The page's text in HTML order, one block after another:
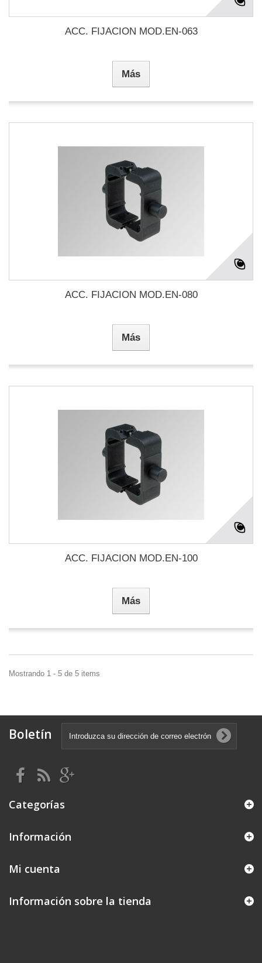
ACC. FIJACION MOD.EN-063
Más
ACC. FIJACION MOD.EN-080
Más
ACC. FIJACION MOD.EN-100
Más
Mostrando 1 - 5 de 5 items
Boletín
Categorías
Información
Mi cuenta
Información sobre la tienda